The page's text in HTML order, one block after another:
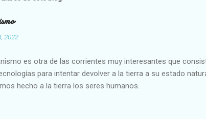
2022
es otra de las corrientes muy interesantes que
para intentar devolver a la tierra a su estado
hecho a la tierra los seres humanos.